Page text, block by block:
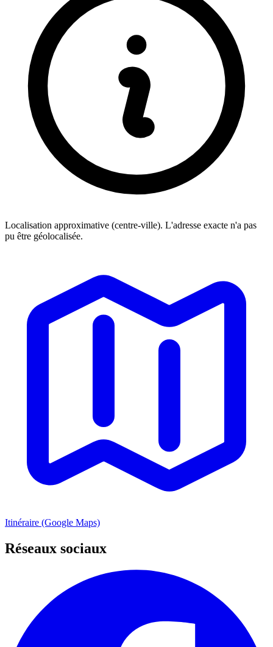
Localisation approximative (centre-ville). L'adresse exacte n'a pas
pu être géolocalisée.
Itinéraire (Google Maps)
Réseaux sociaux